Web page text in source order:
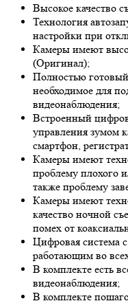
Высокое качество
Технология
настройки при
Камеры имеют
(Оригинал);
Полностью
необходимое для
видеонаблюдения;
Встроенный
управления зумом
смартфон,
Камеры имеют
проблему плохого
также проблему
Камеры имеют
качество ночной
помех от
Цифровая система
работающим во
В комплекте есть
видеонаблюдения;
В комплекте